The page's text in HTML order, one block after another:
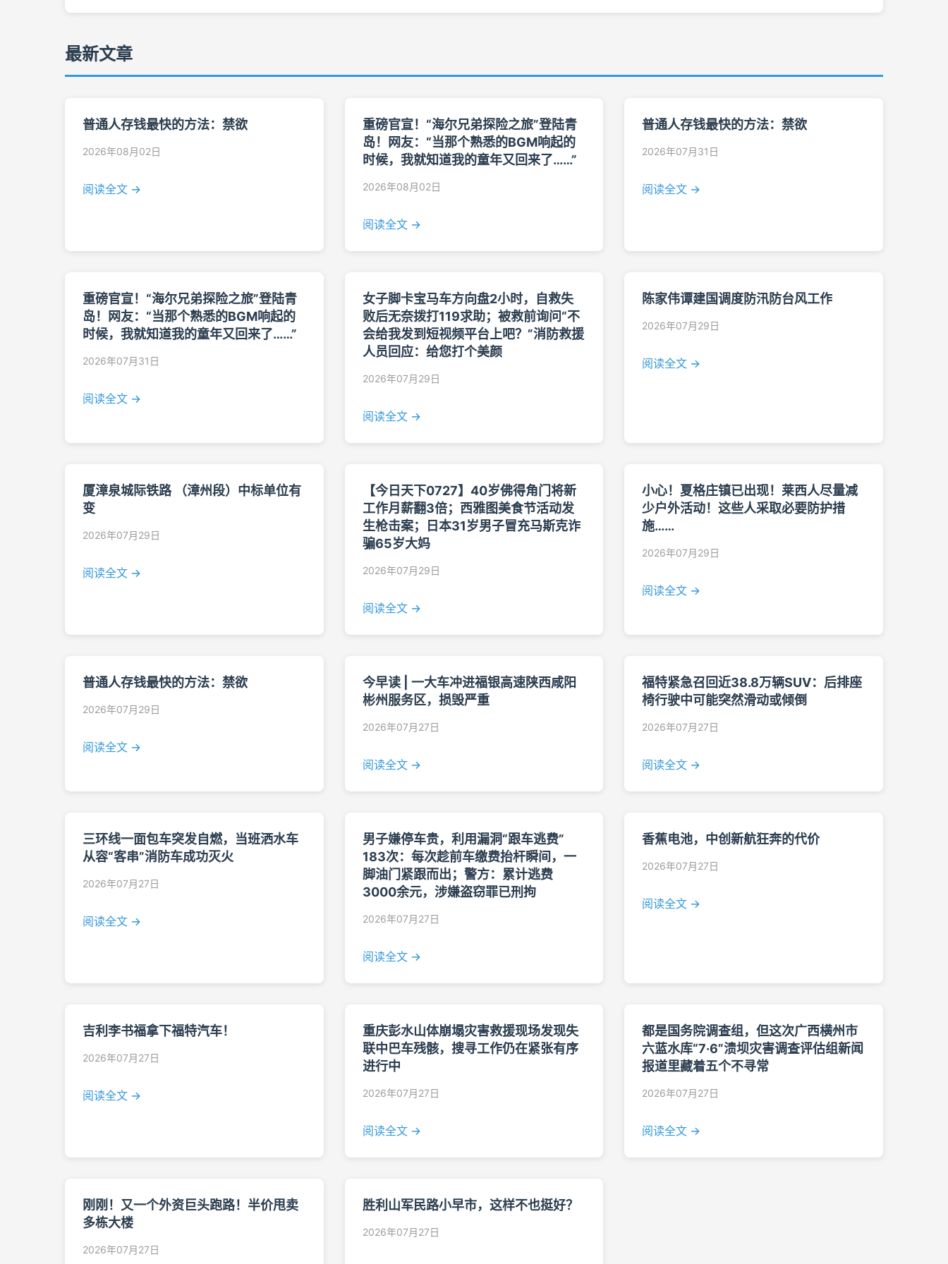
最新文章
普通人存钱最快的方法：禁欲
2026年08月02日
阅读全文 →
重磅官宣！“海尔兄弟探险之旅”登陆青
岛！网友：“当那个熟悉的BGM响起的
时候，我就知道我的童年又回来了……”
2026年08月02日
阅读全文 →
普通人存钱最快的方法：禁欲
2026年07月31日
阅读全文 →
重磅官宣！“海尔兄弟探险之旅”登陆青
岛！网友：“当那个熟悉的BGM响起的
时候，我就知道我的童年又回来了……”
2026年07月31日
阅读全文 →
女子脚卡宝马车方向盘2小时，自救失
败后无奈拨打119求助；被救前询问“不
会给我发到短视频平台上吧？”消防救援
人员回应：给您打个美颜
2026年07月29日
阅读全文 →
陈家伟谭建国调度防汛防台风工作
2026年07月29日
阅读全文 →
厦漳泉城际铁路 （漳州段）中标单位有
变
2026年07月29日
阅读全文 →
【今日天下0727】40岁佛得角门将新
工作月薪翻3倍；西雅图美食节活动发
生枪击案；日本31岁男子冒充马斯克诈
骗65岁大妈
2026年07月29日
阅读全文 →
小心！夏格庄镇已出现！莱西人尽量减
少户外活动！这些人采取必要防护措
施……
2026年07月29日
阅读全文 →
普通人存钱最快的方法：禁欲
2026年07月29日
阅读全文 →
今早读 | 一大车冲进福银高速陕西咸阳
彬州服务区，损毁严重
2026年07月27日
阅读全文 →
福特紧急召回近38.8万辆SUV：后排座
椅行驶中可能突然滑动或倾倒
2026年07月27日
阅读全文 →
三环线一面包车突发自燃，当班洒水车
从容“客串”消防车成功灭火
2026年07月27日
阅读全文 →
男子嫌停车贵，利用漏洞“跟车逃费”
183次：每次趁前车缴费抬杆瞬间，一
脚油门紧跟而出；警方：累计逃费
3000余元，涉嫌盗窃罪已刑拘
2026年07月27日
阅读全文 →
香蕉电池，中创新航狂奔的代价
2026年07月27日
阅读全文 →
吉利李书福拿下福特汽车！
2026年07月27日
阅读全文 →
重庆彭水山体崩塌灾害救援现场发现失
联中巴车残骸，搜寻工作仍在紧张有序
进行中
2026年07月27日
阅读全文 →
都是国务院调查组，但这次广西横州市
六蓝水库“7·6”溃坝灾害调查评估组新闻
报道里藏着五个不寻常
2026年07月27日
阅读全文 →
刚刚！又一个外资巨头跑路！半价甩卖
多栋大楼
2026年07月27日
胜利山军民路小早市，这样不也挺好？
2026年07月27日